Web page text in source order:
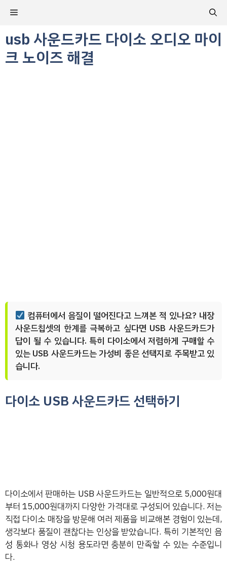
로
건
메
뉴
usb 사운드카드 다이소 오디오 마이
크 노이즈 해결
컴퓨터에서 음질이 떨어진다고 느껴본 적 있나요? 내장
사운드칩셋의 한계를 극복하고 싶다면 USB 사운드카드가
답이 될 수 있습니다. 특히 다이소에서 저렴하게 구매할 수
있는 USB 사운드카드는 가성비 좋은 선택지로 주목받고 있
습니다.
다이소 USB 사운드카드 선택하기
다이소에서 판매하는 USB 사운드카드는 일반적으로 5,000원대
부터 15,000원대까지 다양한 가격대로 구성되어 있습니다. 저는
직접 다이소 매장을 방문해 여러 제품을 비교해본 경험이 있는데,
생각보다 품질이 괜찮다는 인상을 받았습니다. 특히 기본적인 음
성 통화나 영상 시청 용도라면 충분히 만족할 수 있는 수준입니
다.